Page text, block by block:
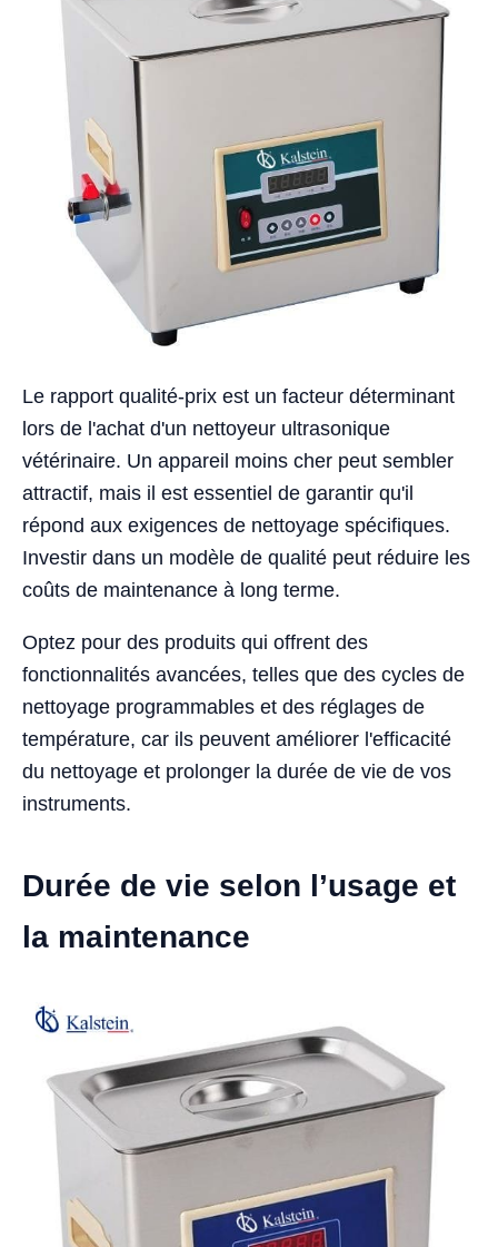
Le rapport qualité-prix est un facteur déterminant
lors de l'achat d'un nettoyeur ultrasonique
vétérinaire. Un appareil moins cher peut sembler
attractif, mais il est essentiel de garantir qu'il
répond aux exigences de nettoyage spécifiques.
Investir dans un modèle de qualité peut réduire les
coûts de maintenance à long terme.
Optez pour des produits qui offrent des
fonctionnalités avancées, telles que des cycles de
nettoyage programmables et des réglages de
température, car ils peuvent améliorer l'efficacité
du nettoyage et prolonger la durée de vie de vos
instruments.
Durée de vie selon l’usage et
la maintenance